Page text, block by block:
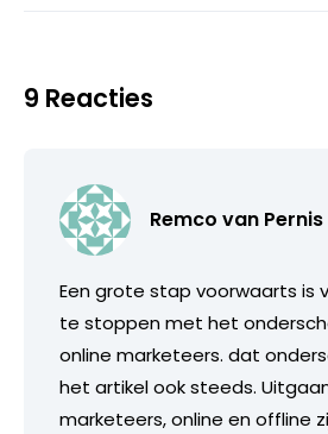
9 Reacties
Remco van Pernis
Een grote stap voorwaarts is
te stoppen met het
online marketeers. dat
het artikel ook steeds.
marketeers, online en offline